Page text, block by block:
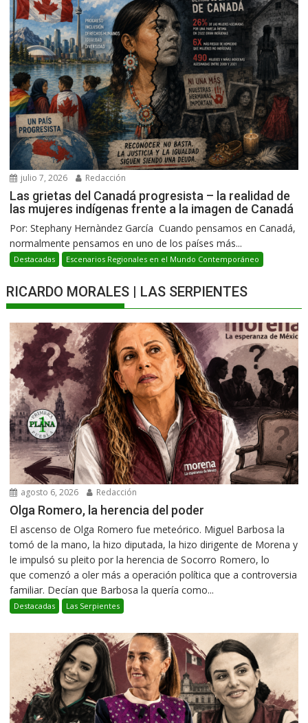
julio 7, 2026 Redacción
Las grietas del Canadá progresista – la realidad de
las mujeres indígenas frente a la imagen de Canadá
Por: Stephany Hernàndez García Cuando pensamos en Canadá,
normalmente pensamos en uno de los países más...
Destacadas Escenarios Regionales en el Mundo Contemporáneo
RICARDO MORALES | LAS SERPIENTES
agosto 6, 2026 Redacción
Olga Romero, la herencia del poder
El ascenso de Olga Romero fue meteórico. Miguel Barbosa la
tomó de la mano, la hizo diputada, la hizo dirigente de Morena y
le impulsó su pleito por la herencia de Socorro Romero, lo
que comenzó a oler más a operación política que a controversia
familiar. Decían que Barbosa la quería como...
Destacadas Las Serpientes